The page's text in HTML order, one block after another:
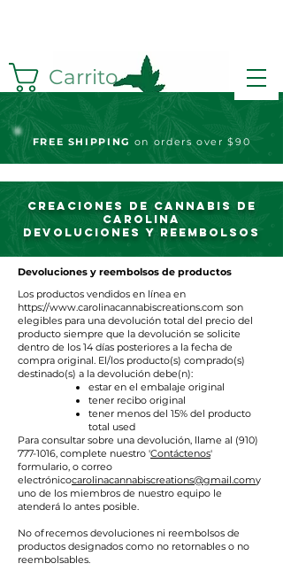
Carrito
FREE SHIPPING on orders over $90
Creaciones de cannabis de
Carolina
Devoluciones y reembolsos
Devoluciones y reembolsos de productos
Los productos vendidos en línea en
https://www.carolinacannabiscreations.com son
elegibles para una devolución total del precio del
producto siempre que la devolución se solicite
dentro de los 14 días posteriores a la fecha de
compra original. El/los producto(s) comprado(s)
destinado(s) a la devolución debe(n):
estar en el embalaje original
tener recibo original
tener menos del 15% del producto
total used
Para consultar sobre una devolución, llame al (910)
777-1016, complete nuestro 'Contáctenos'
formulario, o correo
electrónicocarolinacannabiscreations@gmail.comy
uno de los miembros de nuestro equipo le
atenderá lo antes posible.
No ofrecemos devoluciones ni reembolsos de
productos designados como no retornables o no
reembolsables.